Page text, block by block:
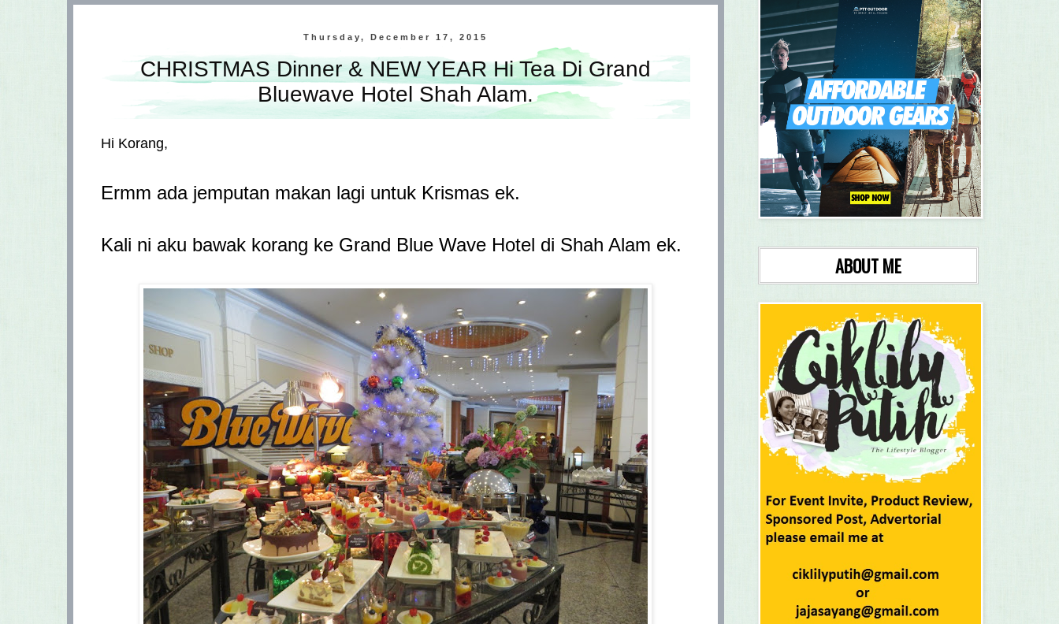
Thursday, December 17, 2015
CHRISTMAS Dinner & NEW YEAR Hi Tea Di Grand
Bluewave Hotel Shah Alam.
Hi Korang,
Ermm ada jemputan makan lagi untuk Krismas ek.
Kali ni aku bawak korang ke Grand Blue Wave Hotel di Shah Alam ek.
ABOUT ME